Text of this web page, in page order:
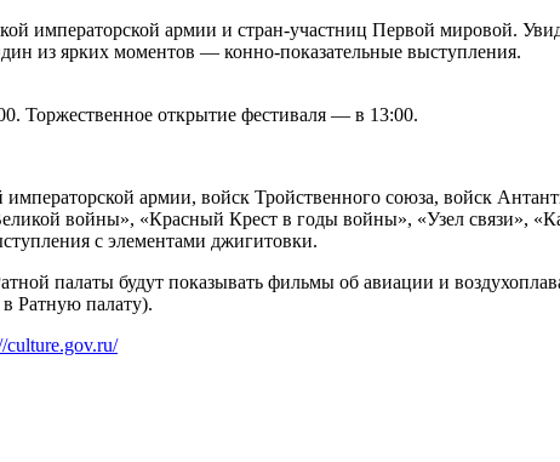
императорской армии и стран-участниц Первой мировой.
из ярких моментов — конно-показательные выступления.
Торжественное открытие фестиваля — в 13:00.
армии, войск Тройственного союза, войск
войны», «Красный Крест в годы войны», «Узел связи»,
с элементами джигитовки.
палаты будут показывать фильмы об авиации и
Ратную палату).
culture.gov.ru/